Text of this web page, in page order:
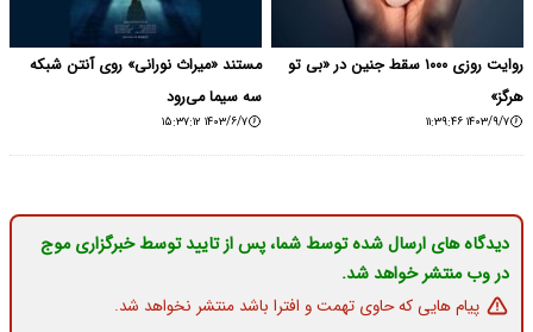
روایت روزی ۱۰۰۰ سقط جنین در «بی تو
هرگز»
۱۴۰۳/۹/۷ ۱۱:۳۹:۴۶
مستند «میراث نورانی» روی آنتن شبکه
سه سیما می‌رود
۱۴۰۳/۶/۷ ۱۵:۳۷:۱۲
دیدگاه های ارسال شده توسط شما، پس از تایید توسط خبرگزاری موج
در وب منتشر خواهد شد.
پیام هایی که حاوی تهمت و افترا باشد منتشر نخواهد شد.